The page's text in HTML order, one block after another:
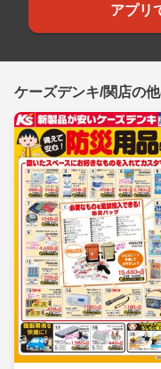
アプリ
ケーズデンキ/関店の